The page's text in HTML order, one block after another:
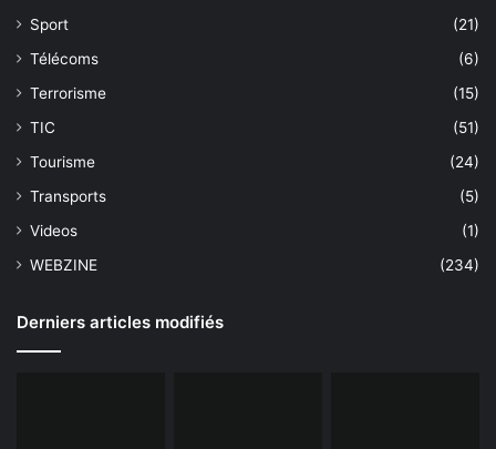
Sport
(21)
Télécoms
(6)
Terrorisme
(15)
TIC
(51)
Tourisme
(24)
Transports
(5)
Videos
(1)
WEBZINE
(234)
Derniers articles modifiés